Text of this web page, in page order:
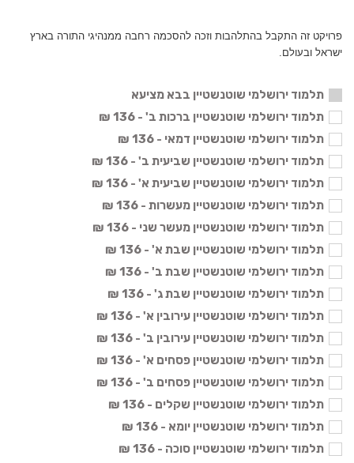
פרויקט זה התקבל בהתלהבות וזכה להסכמה רחבה ממנהיגי התורה בארץ
ישראל ובעולם.
תלמוד ירושלמי שוטנשטיין בבא מציעא
תלמוד ירושלמי שוטנשטיין ברכות ב' - 136 ₪
תלמוד ירושלמי שוטנשטיין דמאי - 136 ₪
תלמוד ירושלמי שוטנשטיין שביעית ב' - 136 ₪
תלמוד ירושלמי שוטנשטיין שביעית א' - 136 ₪
תלמוד ירושלמי שוטנשטיין מעשרות - 136 ₪
תלמוד ירושלמי שוטנשטיין מעשר שני - 136 ₪
תלמוד ירושלמי שוטנשטיין שבת א' - 136 ₪
תלמוד ירושלמי שוטנשטיין שבת ב' - 136 ₪
תלמוד ירושלמי שוטנשטיין שבת ג' - 136 ₪
תלמוד ירושלמי שוטנשטיין עירובין א' - 136 ₪
תלמוד ירושלמי שוטנשטיין עירובין ב' - 136 ₪
תלמוד ירושלמי שוטנשטיין פסחים א' - 136 ₪
תלמוד ירושלמי שוטנשטיין פסחים ב' - 136 ₪
תלמוד ירושלמי שוטנשטיין שקלים - 136 ₪
תלמוד ירושלמי שוטנשטיין יומא - 136 ₪
תלמוד ירושלמי שוטנשטיין סוכה - 136 ₪